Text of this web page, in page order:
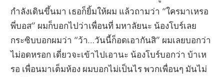
กำลังเดินขึ้นมา เธอก็ยิ้มให้ผม แล้วถามว่า “ใครมาเหรอ
พี่บอส” ผมก็บอกไปว่าเพื่อนที่ มหาลัยนะ น้องโบร์เลย
กระซิบบอกผมว่า “ว้า…วันนี้ก็อดเอากันสิ” ผมเลยบอกว่า
ไม่อดหรอก เดี่ยวจะเข้าไปเอานะ น้องโบร์บอกว่า บ้าเห
รอ เพื่อนมาเต็มห้อง ผมบอกไม่เป็นไร พวกเพื่อนๆ มันไม่